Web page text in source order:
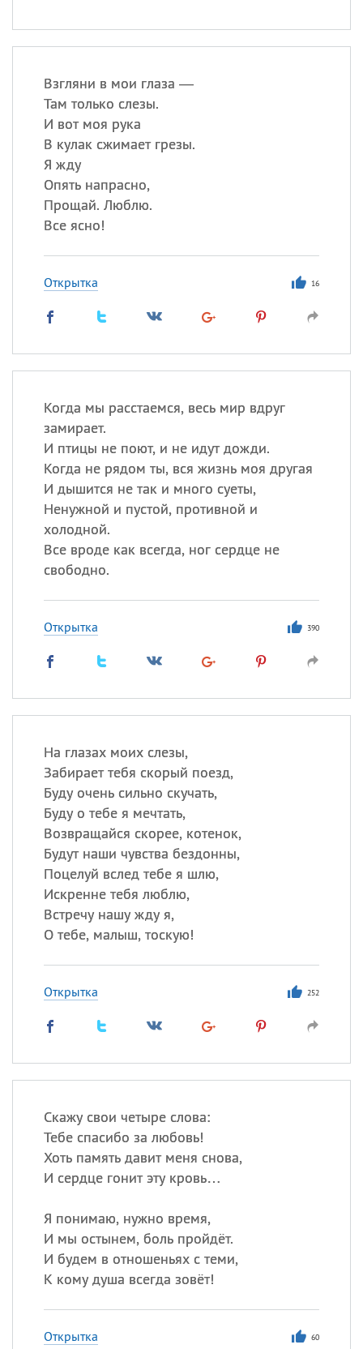
Взгляни в мои глаза —
Там только слезы.
И вот моя рука
В кулак сжимает грезы.
Я жду
Опять напрасно,
Прощай. Люблю.
Все ясно!
Открытка 16
Когда мы расстаемся, весь мир вдруг
замирает.
И птицы не поют, и не идут дожди.
Когда не рядом ты, вся жизнь моя другая
И дышится не так и много суеты,
Ненужной и пустой, противной и
холодной.
Все вроде как всегда, ног сердце не
свободно.
Открытка 390
На глазах моих слезы,
Забирает тебя скорый поезд,
Буду очень сильно скучать,
Буду о тебе я мечтать,
Возвращайся скорее, котенок,
Будут наши чувства бездонны,
Поцелуй вслед тебе я шлю,
Искренне тебя люблю,
Встречу нашу жду я,
О тебе, малыш, тоскую!
Открытка 252
Скажу свои четыре слова:
Тебе спасибо за любовь!
Хоть память давит меня снова,
И сердце гонит эту кровь…
Я понимаю, нужно время,
И мы остынем, боль пройдёт.
И будем в отношеньях с теми,
К кому душа всегда зовёт!
Открытка 60